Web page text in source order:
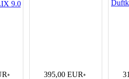
* 395,00 EUR*